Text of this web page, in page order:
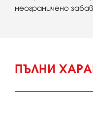
неограничено
ПЪЛНИ